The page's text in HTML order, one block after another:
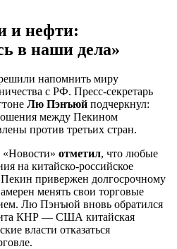
и нефти:
в наши дела»
напомнить миру
с РФ. Пресс-секретарь
Лю Пэнъюй подчеркнул:
между Пекином
против третьих стран.
отметил, что любые
на китайско-российское
привержен долгосрочному
менять свои торговые
Лю Пэнъюй вновь обратился
КНР — США китайская
власти отказаться